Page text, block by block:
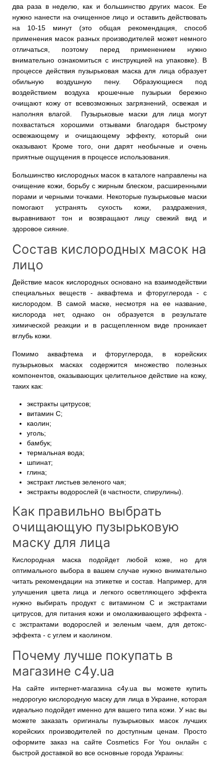
два раза в неделю, как и большинство других масок. Ее
нужно нанести на очищенное лицо и оставить действовать
на 10-15 минут (это общая рекомендация, способ
применения масок разных производителей может немного
отличаться, поэтому перед применением нужно
внимательно ознакомиться с инструкцией на упаковке). В
процессе действия пузырьковая маска для лица образует
обильную воздушную пену. Образующиеся под
воздействием воздуха крошечные пузырьки бережно
очищают кожу от всевозможных загрязнений, освежая и
наполняя влагой. Пузырьковые маски для лица могут
похвастаться хорошими отзывами благодаря быстрому
освежающему и очищающему эффекту, который они
оказывают. Кроме того, они дарят необычные и очень
приятные ощущения в процессе использования.
Большинство кислородных масок в каталоге направлены на
очищение кожи, борьбу с жирным блеском, расширенными
порами и черными точками. Некоторые пузырьковые маски
помогают устранять сухость кожи, раздражения,
выравнивают тон и возвращают лицу свежий вид и
здоровое сияние.
Состав кислородных масок на
лицо
Действие масок кислородных основано на взаимодействии
специальных веществ - аквафтема и фторуглерода - с
кислородом. В самой маске, несмотря на ее название,
кислорода нет, однако он образуется в результате
химической реакции и в расщепленном виде проникает
вглубь кожи.
Помимо аквафтема и фторуглерода, в корейских
пузырьковых масках содержится множество полезных
компонентов, оказывающих целительное действие на кожу,
таких как:
экстракты цитрусов;
витамин С;
каолин;
уголь;
бамбук;
термальная вода;
шпинат;
глина;
экстракт листьев зеленого чая;
экстракты водорослей (в частности, спирулины).
Как правильно выбрать
очищающую пузырьковую
маску для лица
Кислородная маска подойдет любой коже, но для
оптимального выбора в вашем случае нужно внимательно
читать рекомендации на этикетке и состав. Например, для
улучшения цвета лица и легкого осветляющего эффекта
нужно выбирать продукт с витамином С и экстрактами
цитрусов, для питания кожи и омолаживающего эффекта -
с экстрактами водорослей и зеленым чаем, для детокс-
эффекта - с углем и каолином.
Почему лучше покупать в
магазине c4y.ua
На сайте интернет-магазина c4y.ua вы можете купить
недорогую кислородную маску для лица в Украине, которая
идеально подойдет именно для вашего типа кожи. У нас вы
можете заказать оригиналы пузырьковых масок лучших
корейских производителей по доступным ценам. Просто
оформите заказ на сайте Cosmetics For You онлайн с
быстрой доставкой во все основные города Украины: